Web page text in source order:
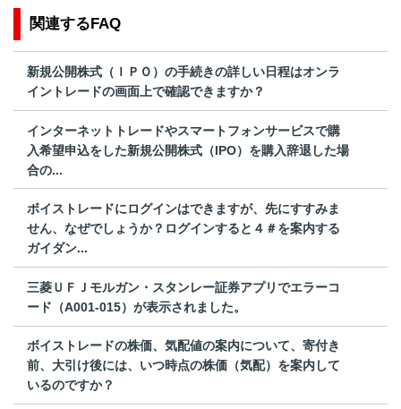
関連するFAQ
新規公開株式（ＩＰＯ）の手続きの詳しい日程はオンラ
イントレードの画面上で確認できますか？
インターネットトレードやスマートフォンサービスで購
入希望申込をした新規公開株式（IPO）を購入辞退した場
合の...
ボイストレードにログインはできますが、先にすすみま
せん、なぜでしょうか？ログインすると４＃を案内する
ガイダン...
三菱ＵＦＪモルガン・スタンレー証券アプリでエラーコ
ード（A001-015）が表示されました。
ボイストレードの株価、気配値の案内について、寄付き
前、大引け後には、いつ時点の株価（気配）を案内して
いるのですか？